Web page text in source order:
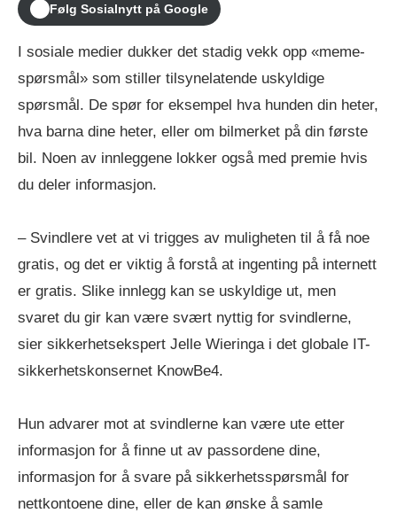
Følg Sosialnytt på Google
I sosiale medier dukker det stadig vekk opp «meme-
spørsmål» som stiller tilsynelatende uskyldige
spørsmål. De spør for eksempel hva hunden din heter,
hva barna dine heter, eller om bilmerket på din første
bil. Noen av innleggene lokker også med premie hvis
du deler informasjon.
– Svindlere vet at vi trigges av muligheten til å få noe
gratis, og det er viktig å forstå at ingenting på internett
er gratis. Slike innlegg kan se uskyldige ut, men
svaret du gir kan være svært nyttig for svindlerne,
sier sikkerhetsekspert Jelle Wieringa i det globale IT-
sikkerhetskonsernet KnowBe4.
Hun advarer mot at svindlerne kan være ute etter
informasjon for å finne ut av passordene dine,
informasjon for å svare på sikkerhetsspørsmål for
nettkontoene dine, eller de kan ønske å samle